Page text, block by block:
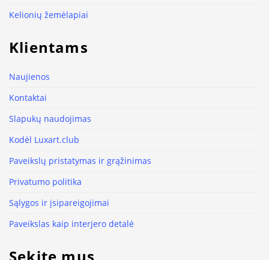
Kelionių žemėlapiai
Klientams
Naujienos
Kontaktai
Slapukų naudojimas
Kodėl Luxart.club
Paveikslų pristatymas ir grąžinimas
Privatumo politika
Sąlygos ir įsipareigojimai
Paveikslas kaip interjero detalė
Sekite mus